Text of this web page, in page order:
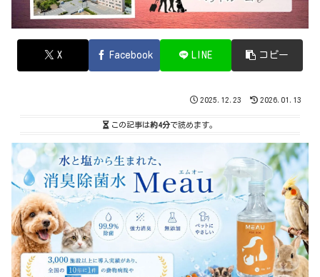
X Facebook LINE コピー
2025.12.23 2026.01.13
この記事は約4分で読めます。